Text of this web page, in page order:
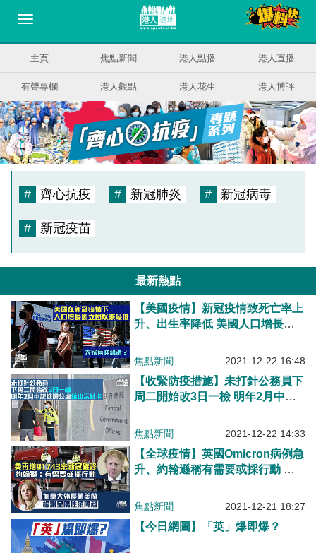
主頁 焦點新聞 港人點播 港人直播
有聲專欄 港人觀點 港人花生 港人博評
# 齊心抗疫 # 新冠肺炎 # 新冠病毒
# 新冠疫苗
最新熱點
【美國疫情】新冠疫情致死亡率上
升、出生率降低 美國人口增長立
焦點新聞 2021-12-22 16:48
【收緊防疫措施】未打針公務員下
周二開始改3日一檢 明年2月中起
焦點新聞 2021-12-22 14:33
【全球疫情】英國Omicron病例急
升、約翰遜稱有需要或採行動 加
焦點新聞 2021-12-21 18:27
【今日網圖】「英」爆即爆？